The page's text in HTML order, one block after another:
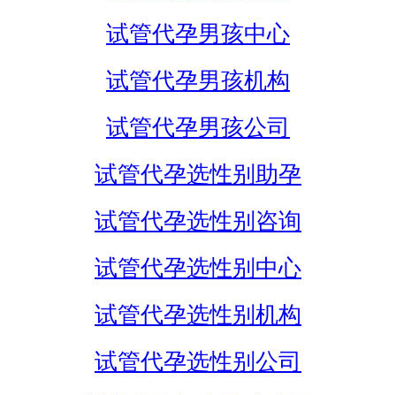
试管代孕男孩中心
试管代孕男孩机构
试管代孕男孩公司
试管代孕选性别助孕
试管代孕选性别咨询
试管代孕选性别中心
试管代孕选性别机构
试管代孕选性别公司